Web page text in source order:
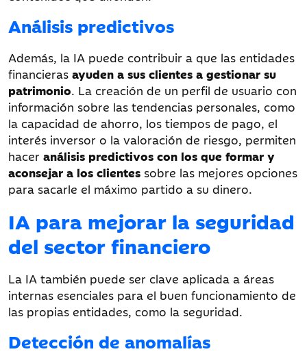
Análisis predictivos
Además, la IA puede contribuir a que las entidades
financieras ayuden a sus clientes a gestionar su
patrimonio. La creación de un perfil de usuario con
información sobre las tendencias personales, como
la capacidad de ahorro, los tiempos de pago, el
interés inversor o la valoración de riesgo, permiten
hacer análisis predictivos con los que formar y
aconsejar a los clientes sobre las mejores opciones
para sacarle el máximo partido a su dinero.
IA para mejorar la seguridad
del sector financiero
La IA también puede ser clave aplicada a áreas
internas esenciales para el buen funcionamiento de
las propias entidades, como la seguridad.
Detección de anomalías